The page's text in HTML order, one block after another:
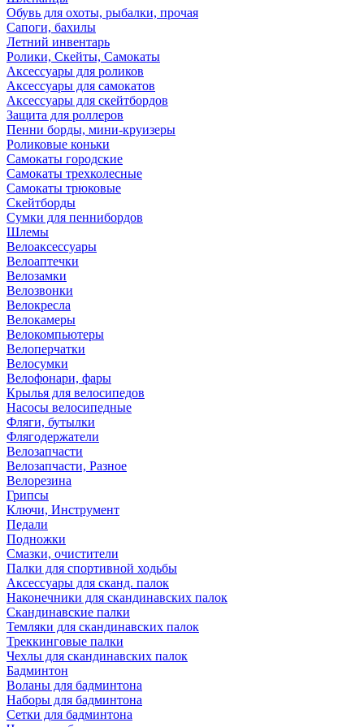
Обувь для охоты, рыбалки, прочая
Сапоги, бахилы
Летний инвентарь
Ролики, Скейты, Самокаты
Аксессуары для роликов
Аксессуары для самокатов
Аксессуары для скейтбордов
Защита для роллеров
Пенни борды, мини-круизеры
Роликовые коньки
Самокаты городские
Самокаты трехколесные
Самокаты трюковые
Скейтборды
Сумки для пеннибордов
Шлемы
Велоаксессуары
Велоаптечки
Велозамки
Велозвонки
Велокресла
Велокамеры
Велокомпьютеры
Велоперчатки
Велосумки
Велофонари, фары
Крылья для велосипедов
Насосы велосипедные
Фляги, бутылки
Флягодержатели
Велозапчасти
Велозапчасти, Разное
Велорезина
Грипсы
Ключи, Инструмент
Педали
Подножки
Смазки, очистители
Палки для спортивной ходьбы
Аксессуары для сканд. палок
Наконечники для скандинавских палок
Скандинавские палки
Темляки для скандинавских палок
Треккинговые палки
Чехлы для скандинавских палок
Бадминтон
Воланы для бадминтона
Наборы для бадминтона
Сетки для бадминтона